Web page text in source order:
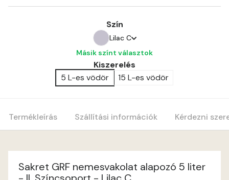
Szín
Lilac C
Amber C
Amber D
Anticred D
Másik színt választok
Kiszerelés
5 L-es vödör
15 L-es vödör
Termékleírás Szállítási információk Kérdezni
Sakret GRF nemesvakolat alapozó 5 liter